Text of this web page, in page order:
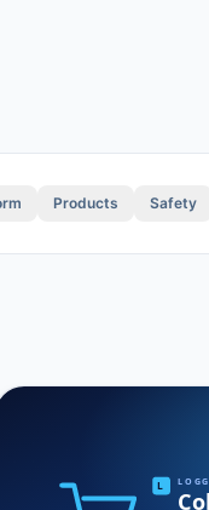
Products Safety